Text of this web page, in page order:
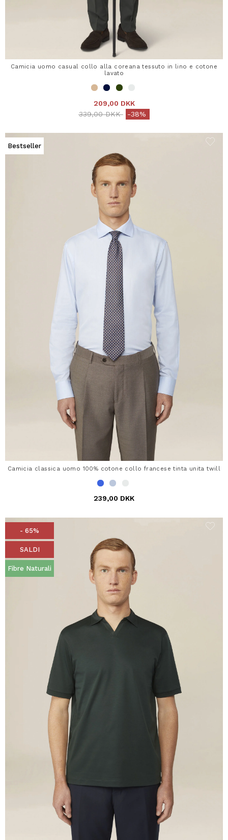
Camicia uomo casual collo alla coreana tessuto in lino e cotone
lavato
209,00 DKK
Price reduced from
339,00 DKKto-38%
Bestseller
Camicia classica uomo 100% cotone collo francese tinta unita twill
239,00 DKK
- 65%
SALDI
Fibre Naturali